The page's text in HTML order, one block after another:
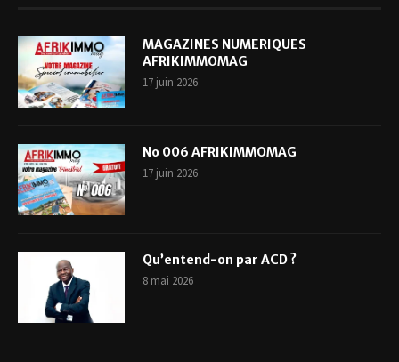
MAGAZINES NUMERIQUES
AFRIKIMMOMAG
17 juin 2026
No 006 AFRIKIMMOMAG
17 juin 2026
Qu’entend-on par ACD ?
8 mai 2026